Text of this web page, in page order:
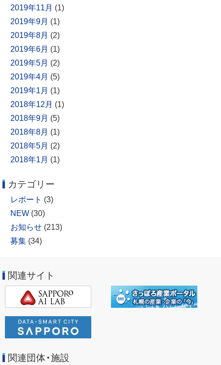
2019年11月 (1)
2019年9月 (1)
2019年8月 (2)
2019年6月 (1)
2019年5月 (2)
2019年4月 (5)
2019年1月 (1)
2018年12月 (1)
2018年9月 (5)
2018年8月 (1)
2018年5月 (2)
2018年1月 (1)
カテゴリー
レポート (3)
NEW (30)
お知らせ (213)
募集 (34)
関連サイト
関連団体・施設